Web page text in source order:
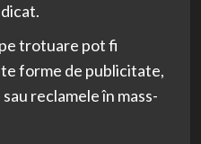
trotuare pot fi
forme de publicitate,
reclamele în mass-